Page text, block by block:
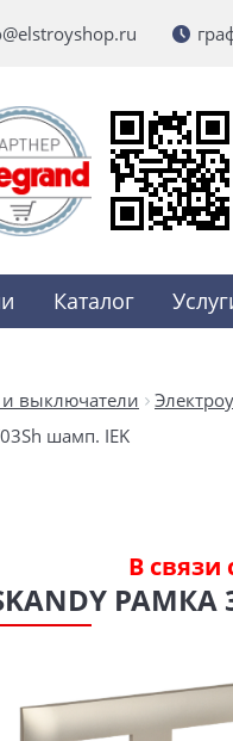
Каталог
и выключатели
шамп. IEK
В связи
РАМКА